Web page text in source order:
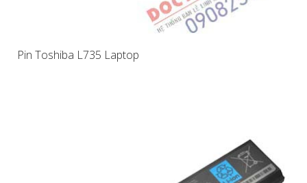
Pin Toshiba L735 Laptop